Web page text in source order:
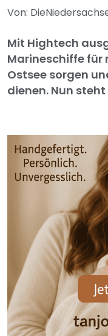
Von:
Mit Hightech
Marineschiffe für
Ostsee sorgen
dienen. Nun